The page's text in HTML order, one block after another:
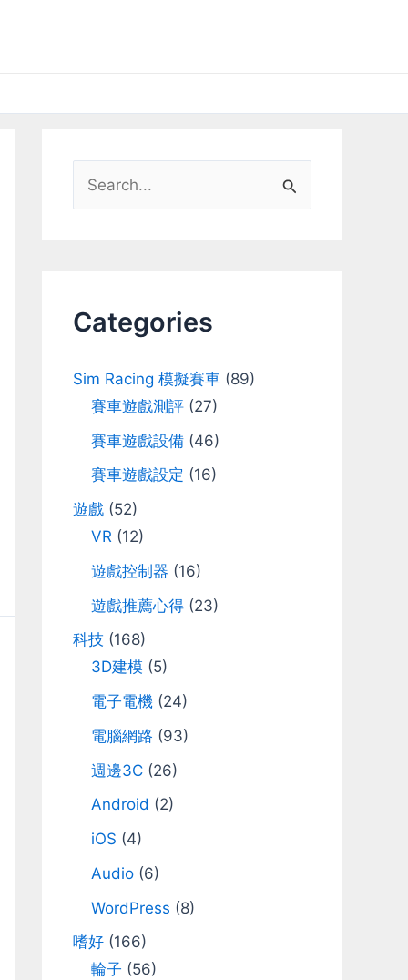
e
h
Categories
Sim Racing 模擬賽車 (89)
賽車遊戲測評 (27)
賽車遊戲設備 (46)
賽車遊戲設定 (16)
遊戲 (52)
VR (12)
遊戲控制器 (16)
遊戲推薦心得 (23)
科技 (168)
3D建模 (5)
電子電機 (24)
電腦網路 (93)
週邊3C (26)
Android (2)
iOS (4)
Audio (6)
WordPress (8)
嗜好 (166)
輪子 (56)